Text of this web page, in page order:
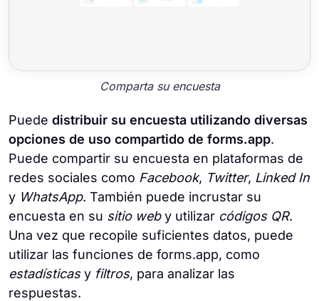
Comparta su encuesta
Puede distribuir su encuesta utilizando diversas
opciones de uso compartido de forms.app.
Puede compartir su encuesta en plataformas de
redes sociales como Facebook, Twitter, Linked In
y WhatsApp. También puede incrustar su
encuesta en su sitio weby utilizar códigos QR.
Una vez que recopile suficientes datos, puede
utilizar las funciones de forms.app, como
estadísticasy filtros, para analizar las
respuestas.